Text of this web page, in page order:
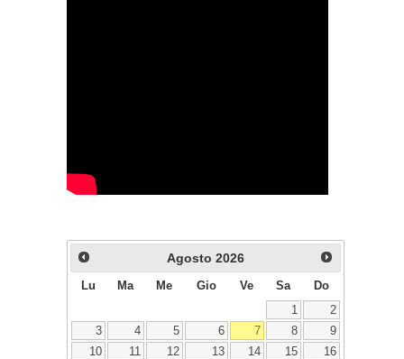
Agosto 2026
Lu Ma Me Gio Ve Sa
Do
1
2
3
4 5 6 7 8
9
10
11 12 13 14 15
16